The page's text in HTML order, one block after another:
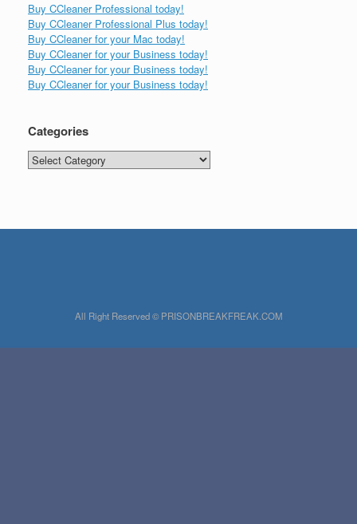
Buy CCleaner Professional today!
Buy CCleaner Professional Plus today!
Buy CCleaner for your Mac today!
Buy CCleaner for your Business today!
Buy CCleaner for your Business today!
Buy CCleaner for your Business today!
Categories
Categories
All Right Reserved © PRISONBREAKFREAK.COM